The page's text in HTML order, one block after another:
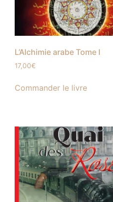
L’Alchimie arabe Tome I
17,00€
Commander le livre